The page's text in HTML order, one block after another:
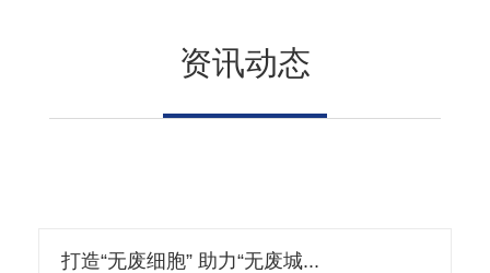
资讯动态
打造“无废细胞” 助力“无废城...